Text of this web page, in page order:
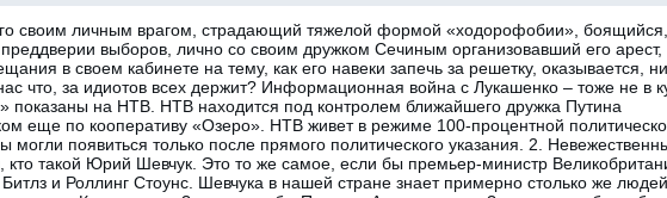
своим личным врагом, страдающий тяжелой формой «ходорофобии», боящийся,
выборов, лично со своим дружком Сечиным организовавший его арест,
в своем кабинете на тему, как его навеки запечь за решетку, оказывается,
что, за идиотов всех держит? Информационная война с Лукашенко – тоже не в
показаны на НТВ. НТВ находится под контролем ближайшего дружка Путина
еще по кооперативу «Озеро». НТВ живет в режиме 100-процентной
появиться только после прямого политического указания. 2.
кто такой Юрий Шевчук. Это то же самое, если бы премьер-министр
и Роллинг Стоунс. Шевчука в нашей стране знает примерно столько же людей,